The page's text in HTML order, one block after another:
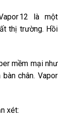
12 là một
thị trường. Hồi
mềm mại như
chân. Vapor
xét: